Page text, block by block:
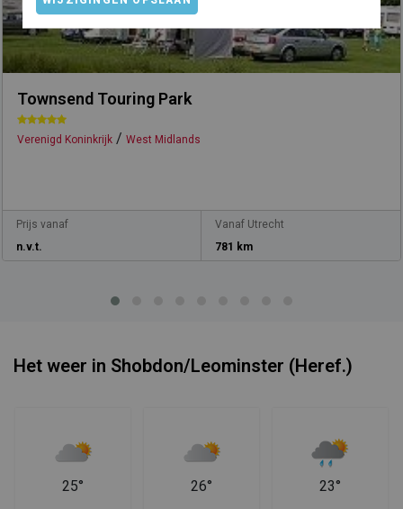
Townsend Touring Park
Verenigd Koninkrijk / West Midlands
Prijs vanaf
n.v.t.
Vanaf Utrecht
781 km
Het weer in Shobdon/Leominster (Heref.)
25° 26° 23°